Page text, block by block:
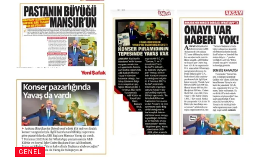
GENEL